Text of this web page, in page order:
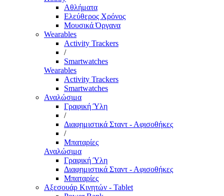
Αθλήματα
Ελεύθερος Χρόνος
Μουσικά Όργανα
Wearables
Activity Trackers
/
Smartwatches
Wearables
Activity Trackers
Smartwatches
Αναλώσιμα
Γραφική Ύλη
/
Διαφημιστικά Σταντ - Αφισοθήκες
/
Μπαταρίες
Αναλώσιμα
Γραφική Ύλη
Διαφημιστικά Σταντ - Αφισοθήκες
Μπαταρίες
Αξεσουάρ Κινητών - Tablet